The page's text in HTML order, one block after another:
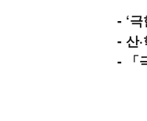
- ‘
- 산
- 「